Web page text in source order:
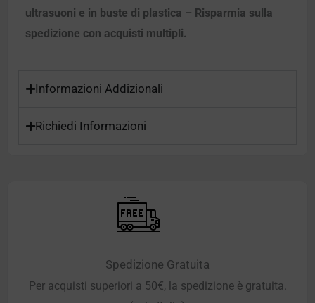
ultrasuoni e in buste di plastica – Risparmia sulla
spedizione con acquisti multipli.
Informazioni Addizionali
Richiedi Informazioni
Spedizione Gratuita
Per acquisti superiori a 50€, la spedizione è gratuita.